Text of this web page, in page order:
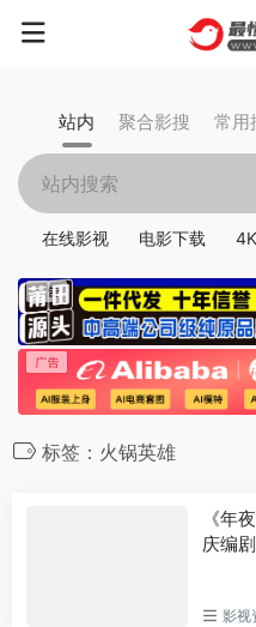
站内 聚合影搜 常用
在线影视 电影下载
标签：火锅英雄
《年
庆编剧
影视